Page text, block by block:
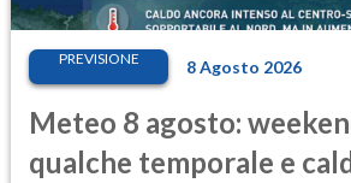
PREVISIONE 8 Agosto 2026
Meteo 8 agosto:
qualche temporale e